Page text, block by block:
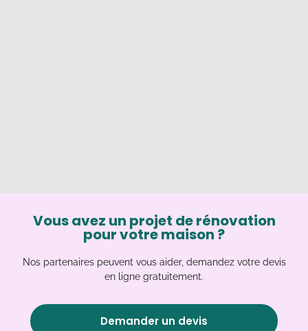
Vous avez un projet de rénovation
pour votre maison ?
Nos partenaires peuvent vous aider, demandez votre devis
en ligne gratuitement.
Demander un devis